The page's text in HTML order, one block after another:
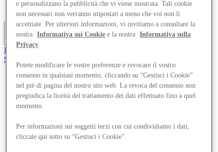
Servizi
Altro
Il Club
Salvata
it
Negozi
Offerte
Pianifica la tua visita
Cosa c'è in programma
Gift Card
Servizi
e personalizzano la pubblicità che vi viene mostrata. Tali cookie
non necessari non verranno impostati a meno che voi non li
accettiate. Per ulteriori informazioni, vi invitiamo a consultare la
nostra
Informativa sui Cookie e la nostra
Informativa sulla
Privacy.
Potete modificare le vostre preferenze e revocare il vostro
consenso in qualsiasi momento, cliccando su “Gestisci i Cookie”
nel piè di pagina del nostro sito web. La revoca del consenso non
pregiudica la liceità del trattamento dei dati effettuato fino a quel
momento.
Per informazioni sui soggetti terzi con cui condividiamo i dati,
cliccate qui sotto su “Gestisci i Cookie”.